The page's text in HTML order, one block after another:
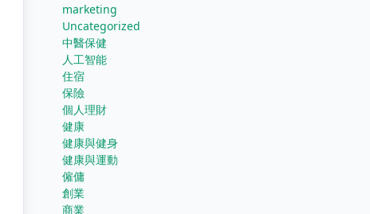
marketing
Uncategorized
中醫保健
人工智能
住宿
保險
個人理財
健康
健康與健身
健康與運動
僱傭
創業
商業